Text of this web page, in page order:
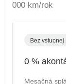
000 km/rok
Bez vstupnej
0 %
Mesačná